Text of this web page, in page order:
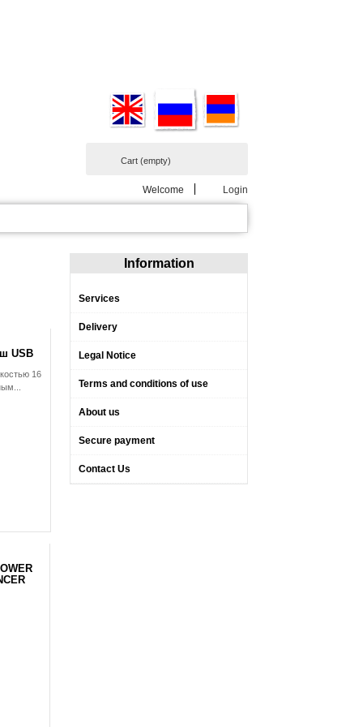
Cart (empty)
Welcome Login
USB
16
Information
Services
Delivery
Legal Notice
Terms and conditions of use
About us
Secure payment
Contact Us